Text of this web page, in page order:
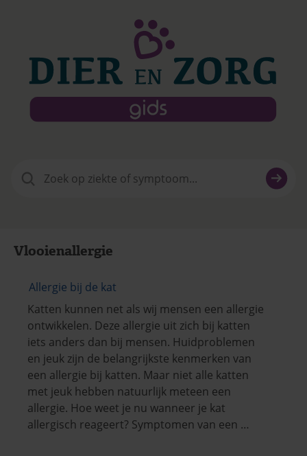
naar:
Vlooienallergie
Allergie bij de kat
Katten kunnen net als wij mensen een allergie
ontwikkelen. Deze allergie uit zich bij katten
iets anders dan bij mensen. Huidproblemen
en jeuk zijn de belangrijkste kenmerken van
een allergie bij katten. Maar niet alle katten
met jeuk hebben natuurlijk meteen een
allergie. Hoe weet je nu wanneer je kat
allergisch reageert? Symptomen van een …